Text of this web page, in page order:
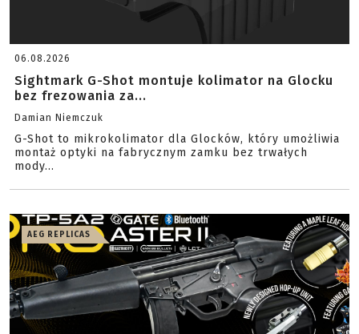
06.08.2026
Sightmark G-Shot montuje kolimator na Glocku
bez frezowania za...
Damian Niemczuk
G-Shot to mikrokolimator dla Glocków, który umożliwia
montaż optyki na fabrycznym zamku bez trwałych
mody...
AEG REPLICAS